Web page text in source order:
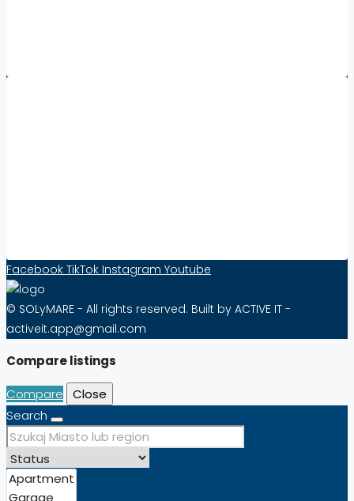
Facebook TikTok Instagram Youtube
© SOLyMARE - All rights reserved. Built by ACTIVE IT -
activeit.app@gmail.com
Compare listings
Compare
Close
Search